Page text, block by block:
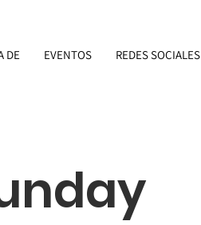
DE EVENTOS REDES SOCIALES